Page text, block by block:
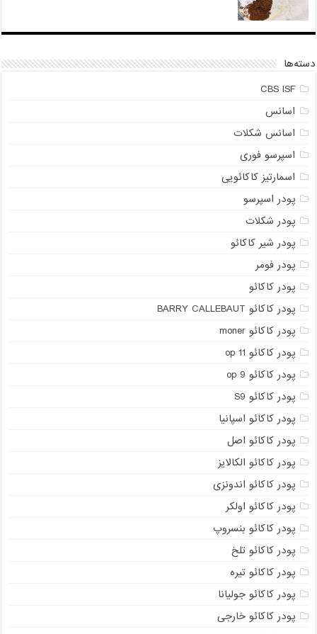
دسته‌ها
CBS ISF
اسانس
اسانس شکلات
اسپرسو فوری
اسمارتیز کاکائویی
پودر اسپرسو
پودر شکلات
پودر شیر کاکائو
پودر فومر
پودر کاکائو
پودر کاکائو BARRY CALLEBAUT
پودر کاکائو moner
پودر کاکائو op 11
پودر کاکائو op 9
پودر کاکائو S9
پودر کاکائو اسپانیا
پودر کاکائو اصل
پودر کاکائو الکالایز
پودر کاکائو اندونزی
پودر کاکائو اولکر
پودر کاکائو بنسروپ
پودر کاکائو تلخ
پودر کاکائو تیره
پودر کاکائو جولیانا
پودر کاکائو خارجی